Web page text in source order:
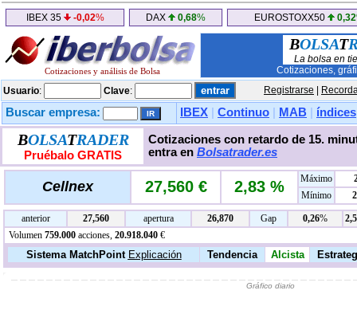
IBEX 35 -0,02% DAX 0,68% EUROSTOXX50 0,32
Cotizaciones y análisis de Bolsa
BOLSAT
La bolsa en
Cotizaciones,
Usuario: Clave: Registrarse
Buscar empresa: IBEX Continuo MAB índices
BOLSATRADER
Pruébalo GRATIS
Cotizaciones con retardo de 15.
entra en Bolsatrader.es
Cellnex 27,560 € 2,83 % Máximo
Mínimo
anterior 27,560 apertura 26,870 Gap 0,26%
Volumen 759.000 acciones, 20.918.040 €